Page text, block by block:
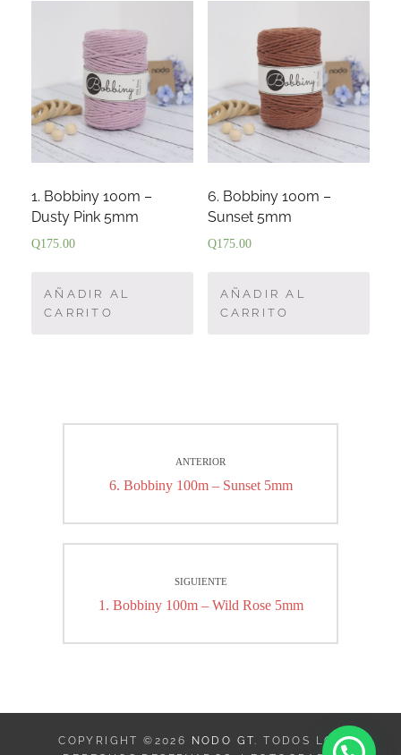
1. Bobbiny 100m –
Dusty Pink 5mm
Q175.00
AÑADIR AL
CARRITO
6. Bobbiny 100m –
Sunset 5mm
Q175.00
AÑADIR AL
CARRITO
ANTERIOR
Entrada
6. Bobbiny 100m – Sunset 5mm
SIGUIENTE
Entrada
1. Bobbiny 100m – Wild Rose 5mm
COPYRIGHT ©2026 NODO GT. TODOS LOS